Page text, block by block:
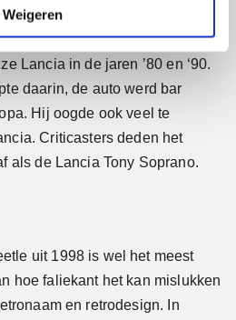
Weigeren
voor de Europese markt
de naam van een erg
Lancia in de jaren ’80 en ‘90.
daarin, de auto werd bar
Hij oogde ook veel te
Criticasters deden het
als de Lancia Tony Soprano.
uit 1998 is wel het meest
hoe faliekant het kan mislukken
en retrodesign. In